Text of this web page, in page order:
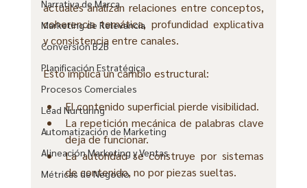
Narrativa de Marca
Marketing de Relevancia
Conversión B2B
Planificación Estratégica
Procesos Comerciales
Lead Nurturing
Automatización de Marketing
Alineación Marketing y Ventas
Métricas de Negocio
actuales analizan relaciones entre conceptos,
coherencia temática, profundidad explicativa
y consistencia entre canales.
Esto implica un cambio estructural:
El contenido superficial pierde visibilidad.
La repetición mecánica de palabras clave
deja de funcionar.
La autoridad se construye por sistemas
de contenido, no por piezas sueltas.